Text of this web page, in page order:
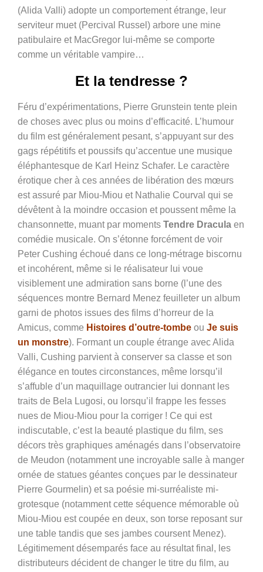
(Alida Valli) adopte un comportement étrange, leur
serviteur muet (Percival Russel) arbore une mine
patibulaire et MacGregor lui-même se comporte
comme un véritable vampire…
Et la tendresse ?
Féru d’expérimentations, Pierre Grunstein tente plein
de choses avec plus ou moins d’efficacité. L’humour
du film est généralement pesant, s’appuyant sur des
gags répétitifs et poussifs qu’accentue une musique
éléphantesque de Karl Heinz Schafer. Le caractère
érotique cher à ces années de libération des mœurs
est assuré par Miou-Miou et Nathalie Courval qui se
dévêtent à la moindre occasion et poussent même la
chansonnette, muant par moments Tendre Dracula en
comédie musicale. On s’étonne forcément de voir
Peter Cushing échoué dans ce long-métrage biscornu
et incohérent, même si le réalisateur lui voue
visiblement une admiration sans borne (l’une des
séquences montre Bernard Menez feuilleter un album
garni de photos issues des films d’horreur de la
Amicus, comme Histoires d’outre-tombe ou Je suis
un monstre). Formant un couple étrange avec Alida
Valli, Cushing parvient à conserver sa classe et son
élégance en toutes circonstances, même lorsqu’il
s’affuble d’un maquillage outrancier lui donnant les
traits de Bela Lugosi, ou lorsqu’il frappe les fesses
nues de Miou-Miou pour la corriger ! Ce qui est
indiscutable, c’est la beauté plastique du film, ses
décors très graphiques aménagés dans l’observatoire
de Meudon (notamment une incroyable salle à manger
ornée de statues géantes conçues par le dessinateur
Pierre Gourmelin) et sa poésie mi-surréaliste mi-
grotesque (notamment cette séquence mémorable où
Miou-Miou est coupée en deux, son torse reposant sur
une table tandis que ses jambes coursent Menez).
Légitimement désemparés face au résultat final, les
distributeurs décident de changer le titre du film, au